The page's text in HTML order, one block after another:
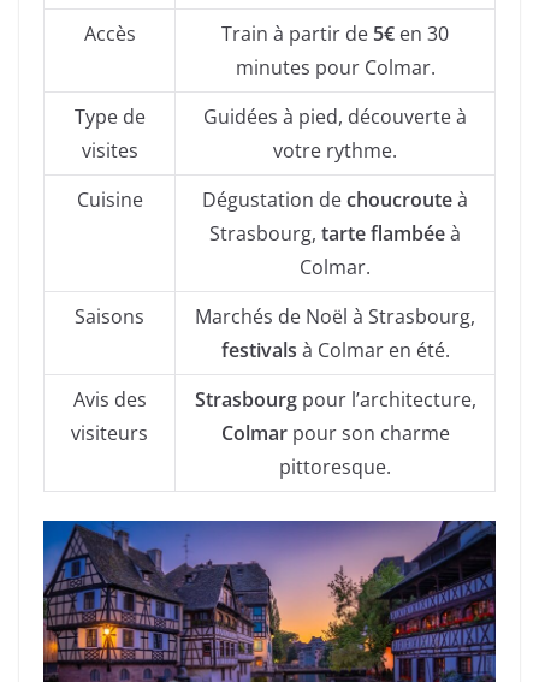
Accès
Train à partir de 5€ en 30
minutes pour Colmar.
Type de
visites
Guidées à pied, découverte à
votre rythme.
Cuisine
Dégustation dechoucrouteà
Strasbourg, tarte flambéeà
Colmar.
Saisons
Marchés de Noël à Strasbourg,
festivals à Colmar en été.
Avis des
visiteurs
Strasbourgpour l’architecture,
Colmarpour son charme
pittoresque.